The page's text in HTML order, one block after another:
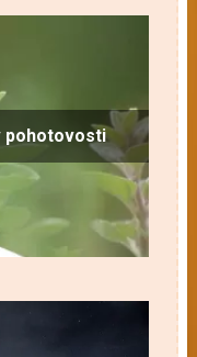
pohotovosti